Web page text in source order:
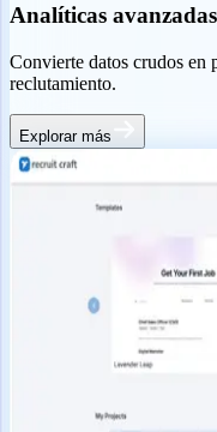
Analíticas avanzadas
Convierte datos crudos en
reclutamiento.
Explorar más